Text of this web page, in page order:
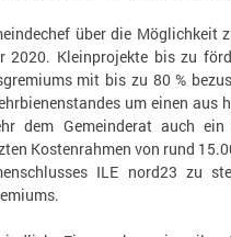
über die
2020. Kleinprojekte bis zu
mit bis zu 80 %
um einen
dem Gemeinderat auch
Kostenrahmen von rund
ILE nord23 zu